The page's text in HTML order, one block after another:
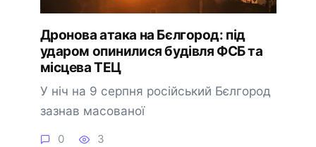
Дронова атака на Бєлгород: під
ударом опинилися будівля ФСБ та
місцева ТЕЦ
У ніч на 9 серпня російський Бєлгород
зазнав масованої
0 3